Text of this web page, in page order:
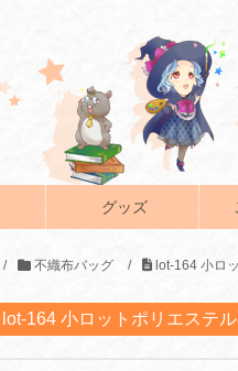
グッズ
/ 不織布バッグ / lot-164 小ロ
lot-164 小ロットポリエステ